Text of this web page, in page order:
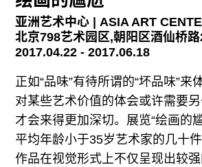
亚洲艺术中心 | ASIA ART
北京798艺术园区,朝阳区酒仙桥路
2017.04.22 - 2017.06.18
正如“品味”有待所谓的“坏品味”来
对某些艺术价值的体会或许需要
才会来得更加深切。展览“绘画的
平均年龄小于35岁艺术家的几十
作品在视觉形式上不仅呈现出较